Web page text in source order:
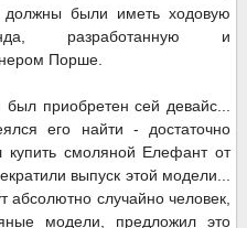
должны были иметь ходовую
разработанную и
Порше.
приобретен сей девайс...
его найти - достаточно
купить смоляной Елефант от
выпуск этой модели...
случайно человек,
модели, предложил это